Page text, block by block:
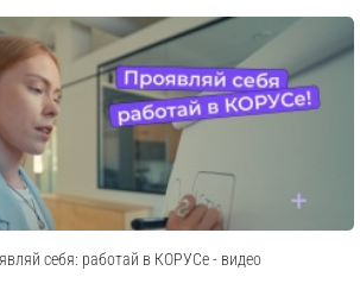
себя: работай в КОРУСе - видео